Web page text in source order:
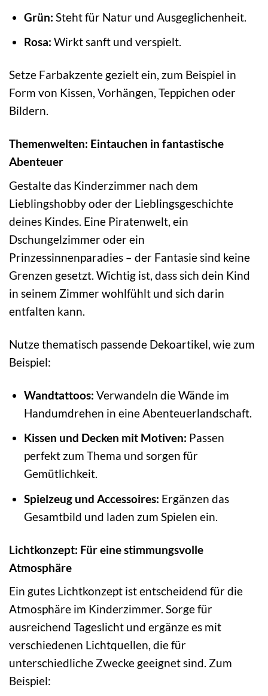
Grün: Steht für Natur und Ausgeglichenheit.
Rosa: Wirkt sanft und verspielt.
Setze Farbakzente gezielt ein, zum Beispiel in
Form von Kissen, Vorhängen, Teppichen oder
Bildern.
Themenwelten: Eintauchen in fantastische
Abenteuer
Gestalte das Kinderzimmer nach dem
Lieblingshobby oder der Lieblingsgeschichte
deines Kindes. Eine Piratenwelt, ein
Dschungelzimmer oder ein
Prinzessinnenparadies – der Fantasie sind keine
Grenzen gesetzt. Wichtig ist, dass sich dein Kind
in seinem Zimmer wohlfühlt und sich darin
entfalten kann.
Nutze thematisch passende Dekoartikel, wie zum
Beispiel:
Wandtattoos: Verwandeln die Wände im
Handumdrehen in eine Abenteuerlandschaft.
Kissen und Decken mit Motiven: Passen
perfekt zum Thema und sorgen für
Gemütlichkeit.
Spielzeug und Accessoires: Ergänzen das
Gesamtbild und laden zum Spielen ein.
Lichtkonzept: Für eine stimmungsvolle
Atmosphäre
Ein gutes Lichtkonzept ist entscheidend für die
Atmosphäre im Kinderzimmer. Sorge für
ausreichend Tageslicht und ergänze es mit
verschiedenen Lichtquellen, die für
unterschiedliche Zwecke geeignet sind. Zum
Beispiel: